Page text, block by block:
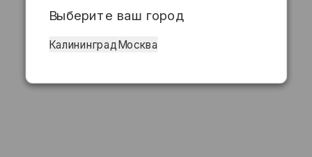
Выберите ваш город
КалининградМосква